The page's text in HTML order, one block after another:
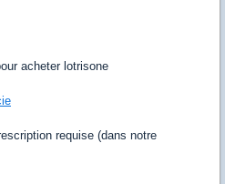
acheter lotrisone
requise (dans notre